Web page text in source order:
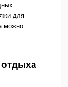
для
можно